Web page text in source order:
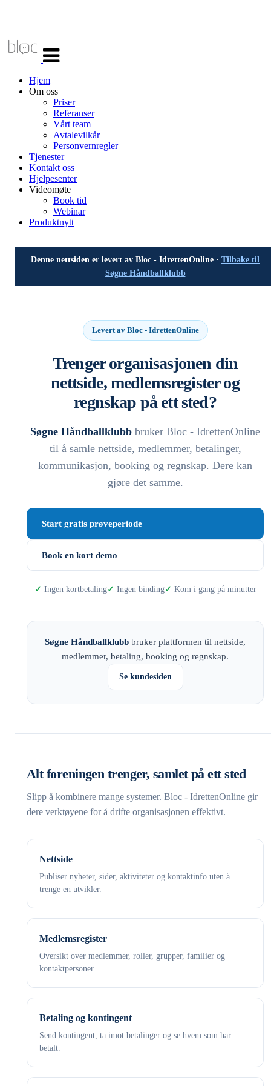
navigasjon
Hjem
Om oss
Priser
Referanser
Vårt team
Avtalevilkår
Personvernregler
Tjenester
Kontakt oss
Hjelpesenter
Videomøte
Book tid
Webinar
Produktnytt
Denne nettsiden er levert av Bloc - IdrettenOnline · Tilbake til
Søgne Håndballklubb
Levert av Bloc - IdrettenOnline
Trenger organisasjonen din
nettside, medlemsregister og
regnskap på ett sted?
Søgne Håndballklubb bruker Bloc - IdrettenOnline
til å samle nettside, medlemmer, betalinger,
kommunikasjon, booking og regnskap. Dere kan
gjøre det samme.
Start gratis prøveperiode
Book en kort demo
Ingen kortbetaling Ingen binding Kom i gang på minutter
Søgne Håndballklubb bruker plattformen til nettside,
medlemmer, betaling, booking og regnskap.
Se kundesiden
Alt foreningen trenger, samlet på ett sted
Slipp å kombinere mange systemer. Bloc - IdrettenOnline gir
dere verktøyene for å drifte organisasjonen effektivt.
Nettside
Publiser nyheter, sider, aktiviteter og kontaktinfo uten å
trenge en utvikler.
Medlemsregister
Oversikt over medlemmer, roller, grupper, familier og
kontaktpersoner.
Betaling og kontingent
Send kontingent, ta imot betalinger og se hvem som har
betalt.